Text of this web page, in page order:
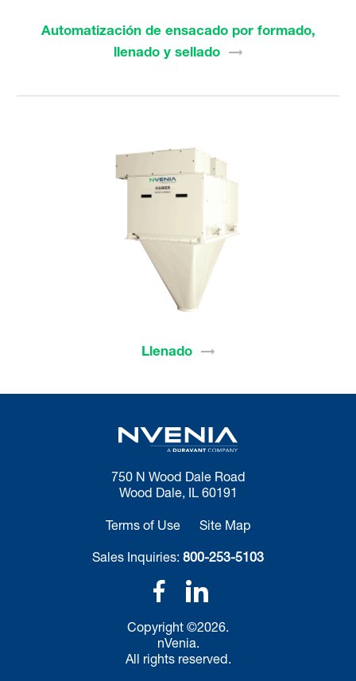
Automatización de ensacado por formado,
llenado y sellado
Llenado
750 N Wood Dale Road
Wood Dale, IL 60191
Terms of Use Site Map
Sales Inquiries: 800-253-5103
Copyright ©2026.
nVenia.
All rights reserved.